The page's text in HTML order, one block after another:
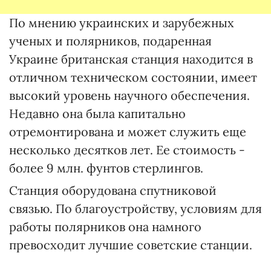
По мнению украинских и зарубежных
ученых и полярников, подаренная
Украине британская станция находится в
отличном техническом состоянии, имеет
высокий уровень научного обеспечения.
Недавно она была капитально
отремонтирована и может служить еще
несколько десятков лет. Ее стоимость -
более 9 млн. фунтов стерлингов.
Станция оборудована спутниковой
связью. По благоустройству, условиям для
работы полярников она намного
превосходит лучшие советские станции.